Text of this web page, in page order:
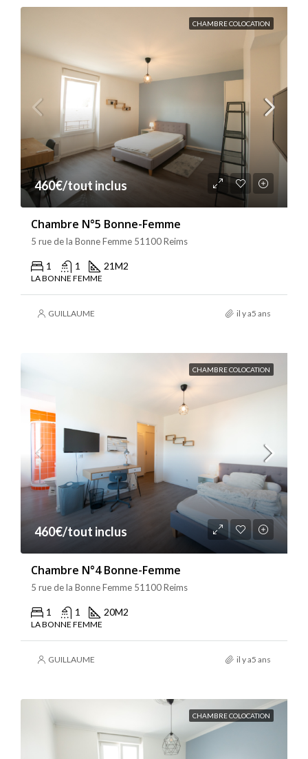
CHAMBRE COLOCATION
460€/tout inclus
Chambre N°5 Bonne-Femme
5 rue de la Bonne Femme 51100 Reims
1 1 21M2
LA BONNE FEMME
GUILLAUME il y a5 ans
CHAMBRE COLOCATION
460€/tout inclus
Chambre N°4 Bonne-Femme
5 rue de la Bonne Femme 51100 Reims
1 1 20M2
LA BONNE FEMME
GUILLAUME il y a5 ans
CHAMBRE COLOCATION